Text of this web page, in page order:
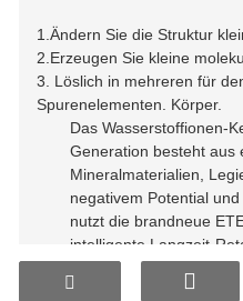
1.Ändern Sie die Struktur
2.Erzeugen Sie kleine
3. Löslich in mehreren für
Spurenelementen. Körper.
Das Wasserstoffionen-
Generation besteht aus
Mineralmaterialien,
negativem Potential
nutzt die brandneue
intelligente Langzeit-
nanomikroporösen
Sinterprozess, der es